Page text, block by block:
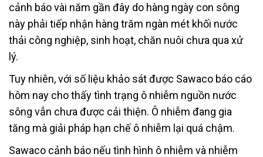
cảnh báo vài năm gần đây do hàng ngày con sông
này phải tiếp nhận hàng trăm ngàn mét khối nước
thải công nghiệp, sinh hoạt, chăn nuôi chưa qua xử
lý.
Tuy nhiên, với số liệu khảo sát được Sawaco báo cáo
hôm nay cho thấy tình trạng ô nhiễm nguồn nước
sông vẫn chưa được cải thiện. Ô nhiễm đang gia
tăng mà giải pháp hạn chế ô nhiễm lại quá chậm.
Sawaco cảnh báo nếu tình hình ô nhiễm và nhiễm